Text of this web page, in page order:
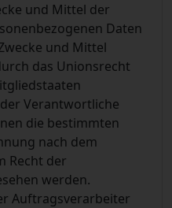
und Mittel der
Daten
und Mittel
das Unionsrecht
Verantwortliche
die bestimmten
nach dem
Recht der
werden.
Auftragsverarbeiter